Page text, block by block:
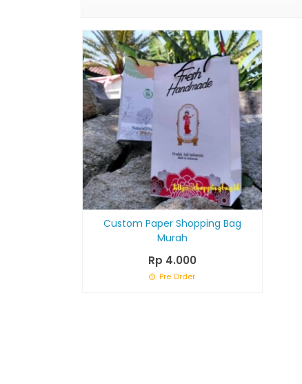
Custom Paper Shopping Bag
Murah
Rp 4.000
Pre Order